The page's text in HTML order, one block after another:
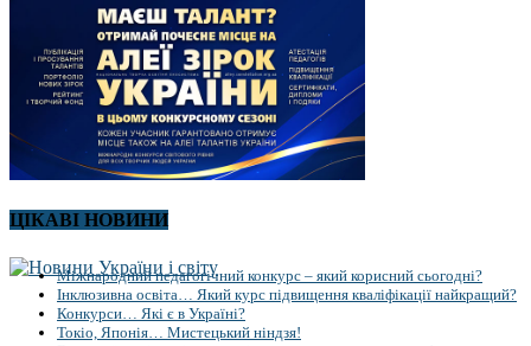
ЦІКАВІ НОВИНИ
Міжнародний педагогічний конкурс – який корисний сьогодні?
Інклюзивна освіта… Який курс підвищення кваліфікації найкращий?
Конкурси… Які є в Україні?
Токіо, Японія… Мистецький ніндзя!